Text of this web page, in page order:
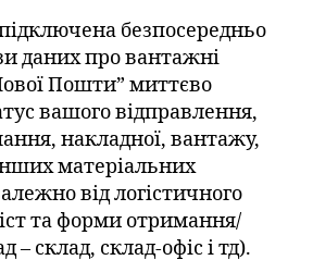
безпосередньо
даних про вантажні
Пошти” миттєво
вашого відправлення,
накладної, вантажу,
матеріальних
від логістичного
та форми отримання/
– склад, склад-офіс і тд).